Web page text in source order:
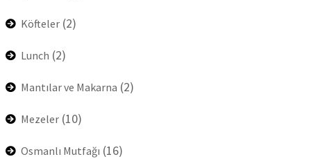
Köfteler (2)
Lunch (2)
Mantılar ve Makarna (2)
Mezeler (10)
Osmanlı Mutfağı (16)